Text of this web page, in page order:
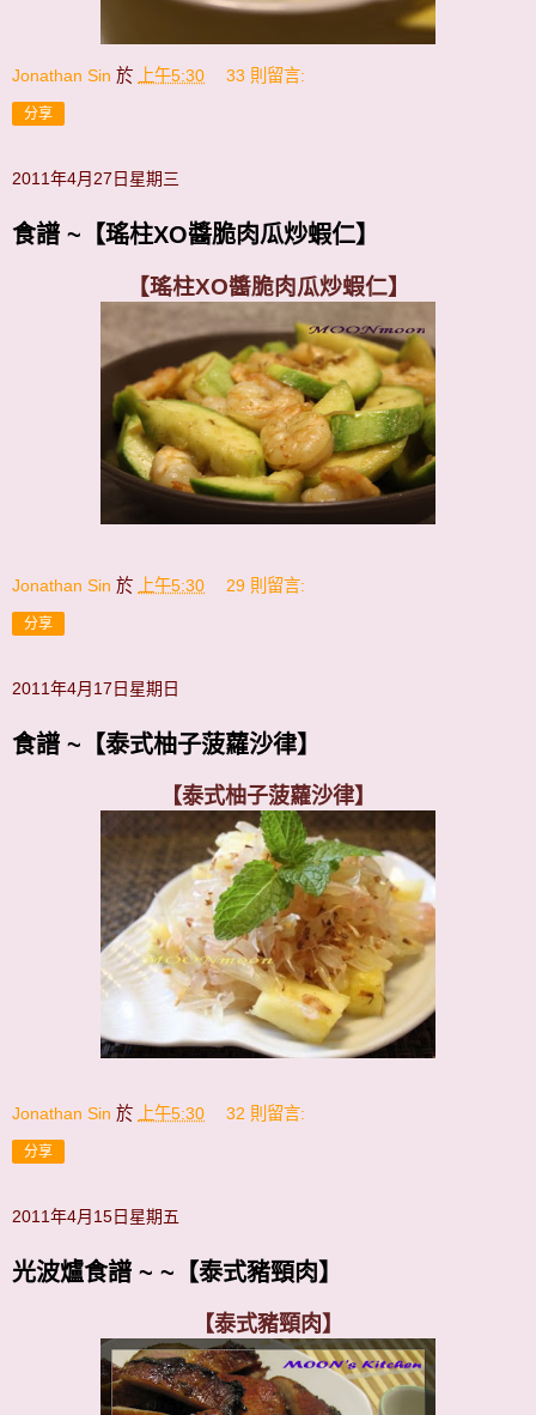
Jonathan Sin 於 上午5:30 33 則留言:
分享
2011年4月27日星期三
食譜 ~【瑤柱XO醬脆肉瓜炒蝦仁】
【瑤柱XO醬脆肉瓜炒蝦仁】
Jonathan Sin 於 上午5:30 29 則留言:
分享
2011年4月17日星期日
食譜 ~【泰式柚子菠蘿沙律】
【泰式柚子菠蘿沙律】
Jonathan Sin 於 上午5:30 32 則留言:
分享
2011年4月15日星期五
光波爐食譜 ~ ~【泰式豬頸肉】
【泰式豬頸肉】